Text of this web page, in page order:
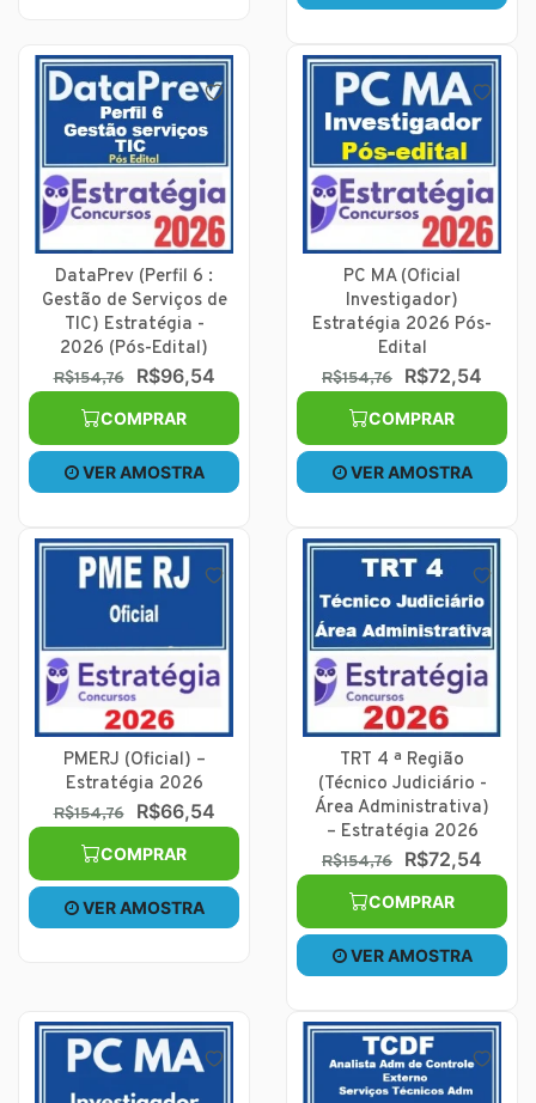
DataPrev (Perfil 6 :
Gestão de Serviços de
TIC) Estratégia -
2026 (Pós-Edital)
R$154,76 R$96,54
COMPRAR
VER AMOSTRA
PC MA (Oficial
Investigador)
Estratégia 2026 Pós-
Edital
R$154,76 R$72,54
COMPRAR
VER AMOSTRA
PMERJ (Oficial) –
Estratégia 2026
R$154,76 R$66,54
COMPRAR
VER AMOSTRA
TRT 4 ª Região
(Técnico Judiciário -
Área Administrativa)
– Estratégia 2026
R$154,76 R$72,54
COMPRAR
VER AMOSTRA